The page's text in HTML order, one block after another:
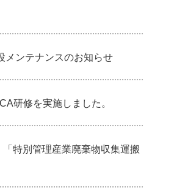
メンテナンスのお知らせ
研修を実施しました。
特別管理産業廃棄物収集運搬